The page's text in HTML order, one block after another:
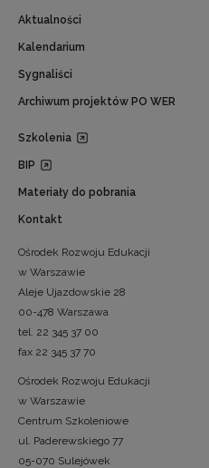
Aktualności
Kalendarium
Sygnaliści
Archiwum projektów PO WER
Szkolenia
BIP
Materiały do pobrania
Kontakt
Ośrodek Rozwoju Edukacji
w Warszawie
Aleje Ujazdowskie 28
00-478 Warszawa
tel. 22 345 37 00
fax 22 345 37 70
Ośrodek Rozwoju Edukacji
w Warszawie
Centrum Szkoleniowe
ul. Paderewskiego 77
05-070 Sulejówek